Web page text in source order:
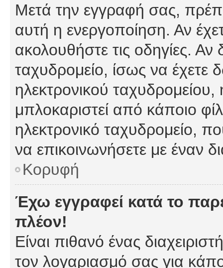
Μετά την εγγραφή σας,
αυτή η ενεργοποίηση. Αν
ακολουθήστε τις οδηγίες. Αν
ταχυδρομείο, ίσως να έχετε
ηλεκτρονικού ταχυδρομείου,
μπλοκαριστεί από κάποιο
ηλεκτρονικό ταχυδρομείο,
να επικοινωνήσετε με έναν
Κορυφή
Έχω εγγραφεί κατά το
πλέον!
Είναι πιθανό ένας
τον λογαριασμό σας για